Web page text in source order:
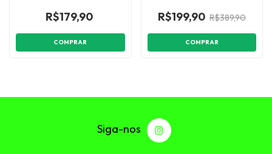
R$179,90
COMPRAR
R$199,90 R$389,90
COMPRAR